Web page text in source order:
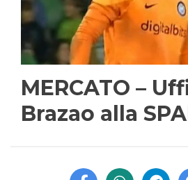
MERCATO –
Brazao alla